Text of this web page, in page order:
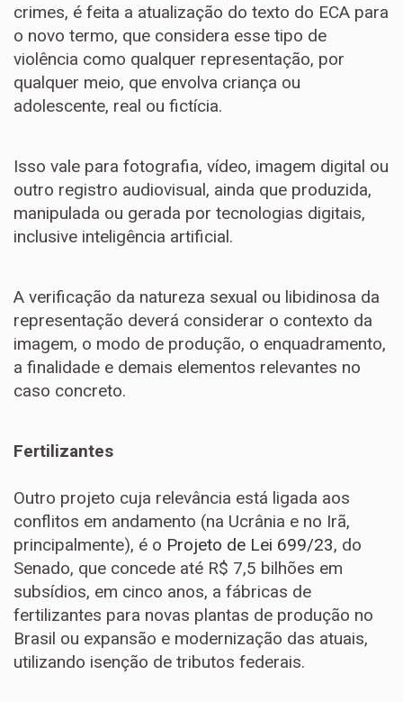
crimes, é feita a atualização do texto do ECA para
o novo termo, que considera esse tipo de
violência como qualquer representação, por
qualquer meio, que envolva criança ou
adolescente, real ou fictícia.
Isso vale para fotografia, vídeo, imagem digital ou
outro registro audiovisual, ainda que produzida,
manipulada ou gerada por tecnologias digitais,
inclusive inteligência artificial.
A verificação da natureza sexual ou libidinosa da
representação deverá considerar o contexto da
imagem, o modo de produção, o enquadramento,
a finalidade e demais elementos relevantes no
caso concreto.
Fertilizantes
Outro projeto cuja relevância está ligada aos
conflitos em andamento (na Ucrânia e no Irã,
principalmente), é o Projeto de Lei 699/23, do
Senado, que concede até R$ 7,5 bilhões em
subsídios, em cinco anos, a fábricas de
fertilizantes para novas plantas de produção no
Brasil ou expansão e modernização das atuais,
utilizando isenção de tributos federais.